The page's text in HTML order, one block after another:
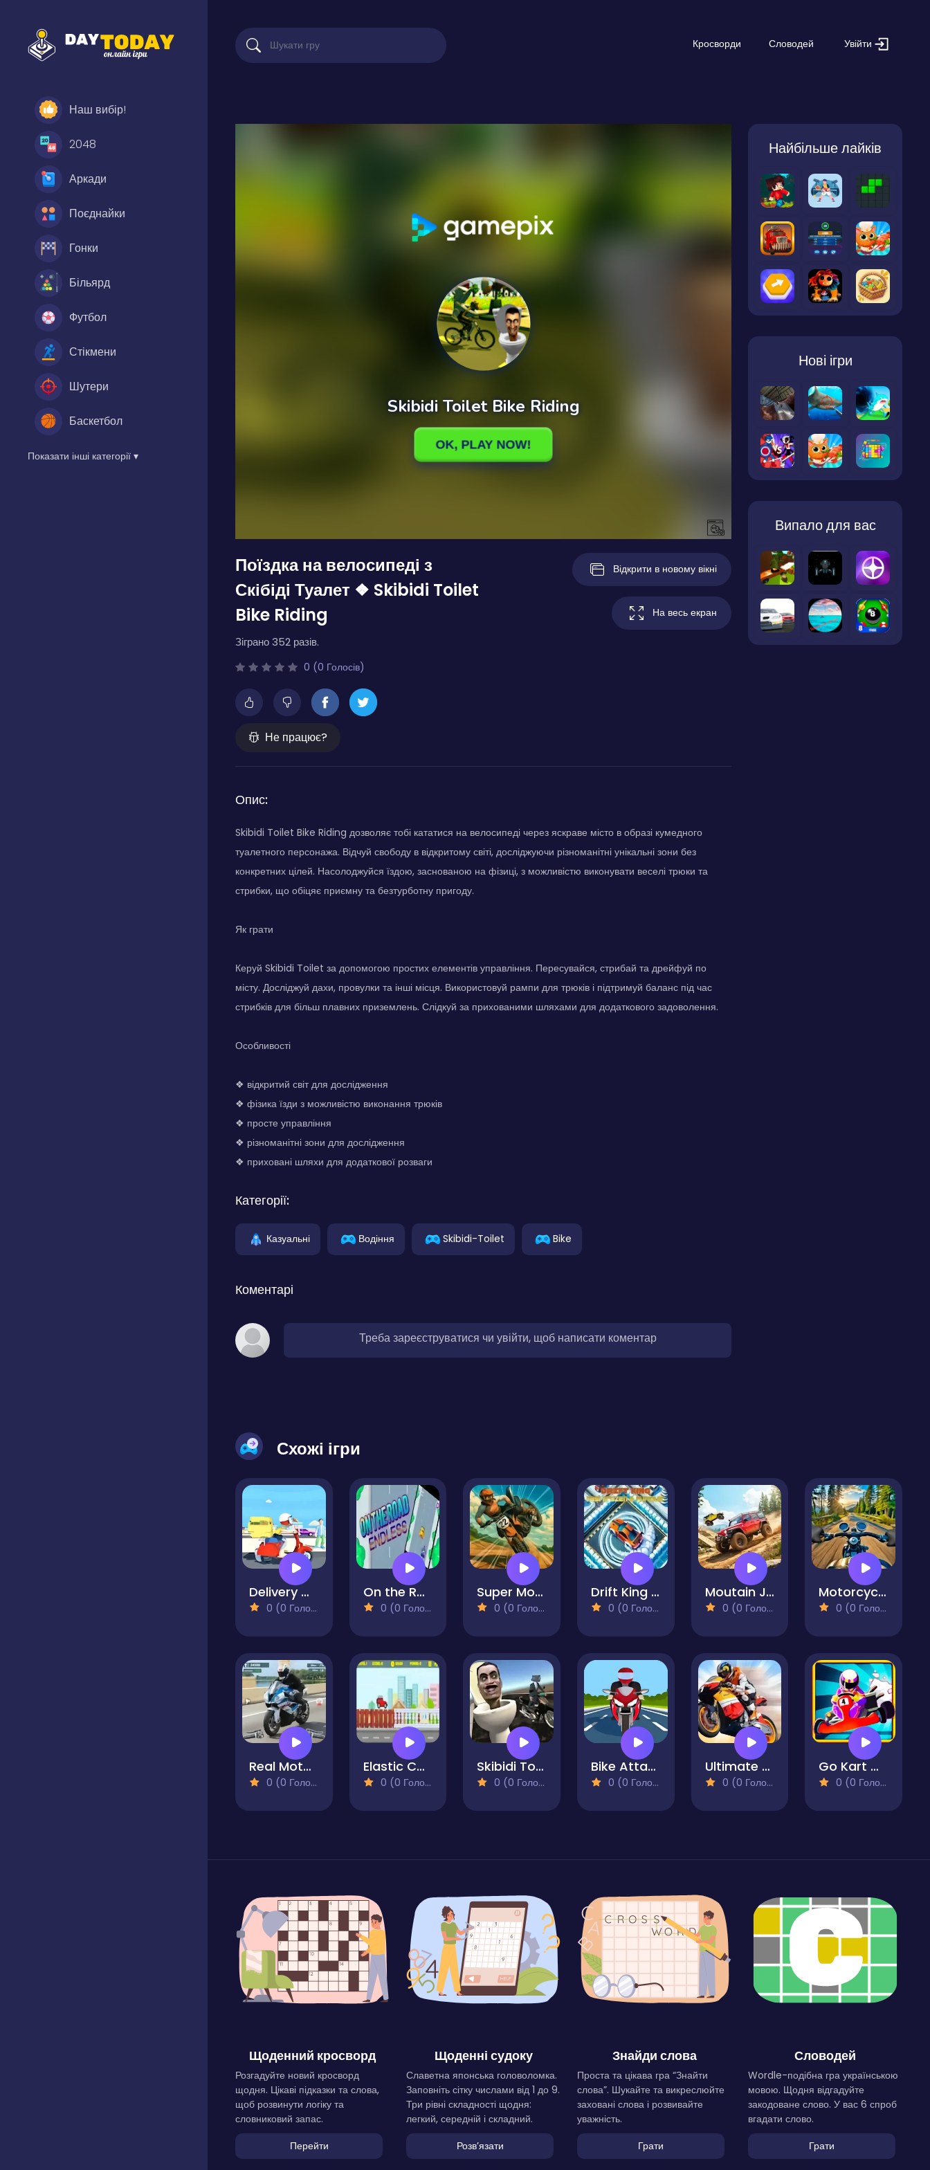
Наш вибір!
2048
Аркади
Поєднайки
Гонки
Більярд
Футбол
Стікмени
Шутери
Баскетбол
Показати інші категорії ▾
Кросворди Словодей Увійти
Поїздка на велосипеді з
Скібіді Туалет ❖ Skibidi Toilet
Bike Riding
Зіграно 352 разів.
0 (0 Голосів)
Не працює?
Відкрити в новому вікні
На весь екран
Опис:
Skibidi Toilet Bike Riding дозволяє тобі кататися на велосипеді через яскраве місто в образі кумедного
туалетного персонажа. Відчуй свободу в відкритому світі, досліджуючи різноманітні унікальні зони без
конкретних цілей. Насолоджуйся їздою, заснованою на фізиці, з можливістю виконувати веселі трюки та
стрибки, що обіцяє приємну та безтурботну пригоду.
Як грати
Керуй Skibidi Toilet за допомогою простих елементів управління. Пересувайся, стрибай та дрейфуй по
місту. Досліджуй дахи, провулки та інші місця. Використовуй рампи для трюків і підтримуй баланс під час
стрибків для більш плавних приземлень. Слідкуй за прихованими шляхами для додаткового задоволення.
Особливості
❖ відкритий світ для дослідження
❖ фізика їзди з можливістю виконання трюків
❖ просте управління
❖ різноманітні зони для дослідження
❖ приховані шляхи для додаткової розваги
Категорії:
Казуальні Водіння Skibidi-Toilet Bike
Коментарі
Треба зареєструватися чи увійти, щоб написати коментар
Найбільше лайків
Нові ігри
Випало для вас
Схожі ігри
Delivery Master
0 (0 Голосів)
On the Road Endless
0 (0 Голосів)
Super Motocross
0 (0 Голосів)
Drift King - Fast Frozen & Furious
0 (0 Голосів)
Moutain Jeep Drive
0 (0 Голосів)
Motorcycle Racer. Road Mayhem
0 (0 Голосів)
Real Motor Race Master
0 (0 Голосів)
Elastic Car 2
0 (0 Голосів)
Skibidi Toilet Moto Bike Racing 2
0 (0 Голосів)
Bike Attack
0 (0 Голосів)
Ultimate Moto RR 4
0 (0 Голосів)
Go Kart Mania 4
0 (0 Голосів)
Щоденний кросворд
Розгадуйте новий кросворд
щодня. Цікаві підказки та слова,
щоб розвинути логіку та
словниковий запас.
Перейти
Щоденні судоку
Славетна японська головоломка.
Заповніть сітку числами від 1 до 9.
Три рівні складності щодня:
легкий, середній і складний.
Розвʼязати
Знайди слова
Проста та цікава гра “Знайти
слова”. Шукайте та викреслюйте
заховані слова і розвивайте
уважність.
Грати
Словодей
Wordle-подібна гра українською
мовою. Щодня відгадуйте
закодоване слово. У вас 6 спроб
вгадати слово.
Грати